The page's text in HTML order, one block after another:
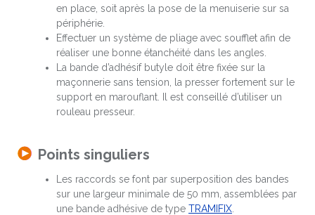
en place, soit après la pose de la menuiserie sur sa
périphérie.
Effectuer un système de pliage avec soufflet afin de
réaliser une bonne étanchéité dans les angles.
La bande d’adhésif butyle doit être fixée sur la
maçonnerie sans tension, la presser fortement sur le
support en marouflant. Il est conseillé d’utiliser un
rouleau presseur.
Points singuliers
Les raccords se font par superposition des bandes
sur une largeur minimale de 50 mm, assemblées par
une bande adhésive de type TRAMIFIX